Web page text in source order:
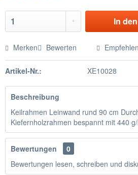
In den
Merken Bewerten Empfehlen
Artikel-Nr.: XE10028
Beschreibung
Keilrahmen Leinwand rund 90 cm
Kiefernholzrahmen bespannt mit 440 g/
Bewertungen
0
Bewertungen lesen, schreiben und